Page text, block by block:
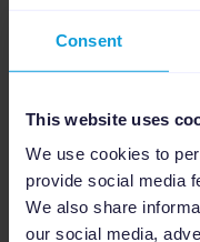
Consent
This website uses
We use cookies to
provide social media
We also share
our social media,
5. Schritt:
Zielgruppe